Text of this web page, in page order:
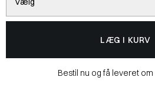
LÆG I KURV
Bestil nu og få leveret om